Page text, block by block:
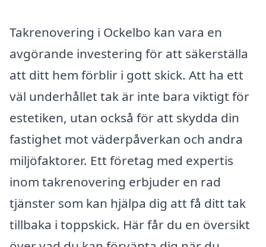
Takrenovering i Ockelbo kan vara en
avgörande investering för att säkerställa
att ditt hem förblir i gott skick. Att ha ett
väl underhållet tak är inte bara viktigt för
estetiken, utan också för att skydda din
fastighet mot väderpåverkan och andra
miljöfaktorer. Ett företag med expertis
inom takrenovering erbjuder en rad
tjänster som kan hjälpa dig att få ditt tak
tillbaka i toppskick. Här får du en översikt